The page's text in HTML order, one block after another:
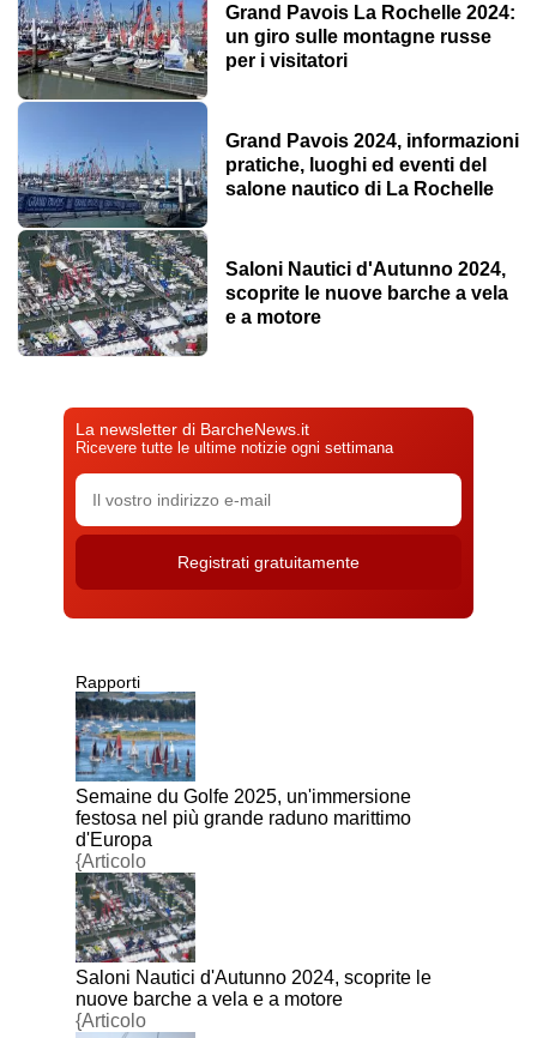
Grand Pavois La Rochelle 2024:
un giro sulle montagne russe
per i visitatori
Grand Pavois 2024, informazioni
pratiche, luoghi ed eventi del
salone nautico di La Rochelle
Saloni Nautici d'Autunno 2024,
scoprite le nuove barche a vela
e a motore
La newsletter di BarcheNews.it
Ricevere tutte le ultime notizie ogni settimana
Rapporti
Semaine du Golfe 2025, un'immersione
festosa nel più grande raduno marittimo
d'Europa
{Articolo
Saloni Nautici d'Autunno 2024, scoprite le
nuove barche a vela e a motore
{Articolo